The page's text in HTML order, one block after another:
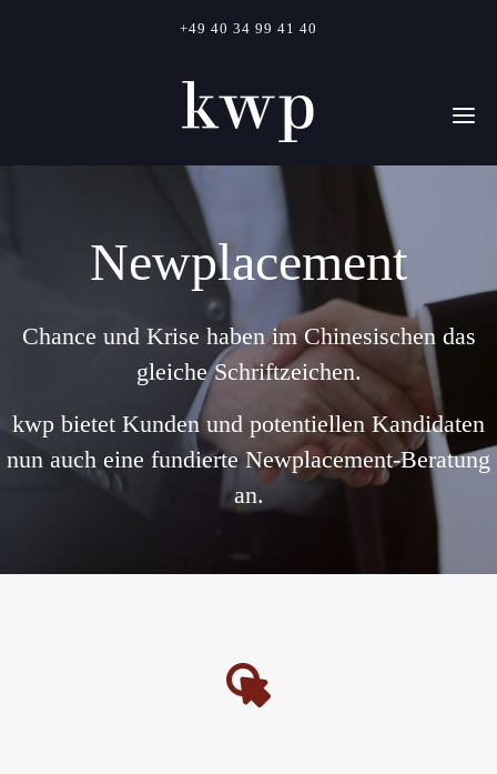
+49 40 34 99 41 40
Newplacement
Chance und Krise haben im Chinesischen das
gleiche Schriftzeichen.
kwp bietet Kunden und potentiellen Kandidaten
nun auch eine fundierte Newplacement-Beratung
an.